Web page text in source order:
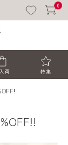
0
荷 特集